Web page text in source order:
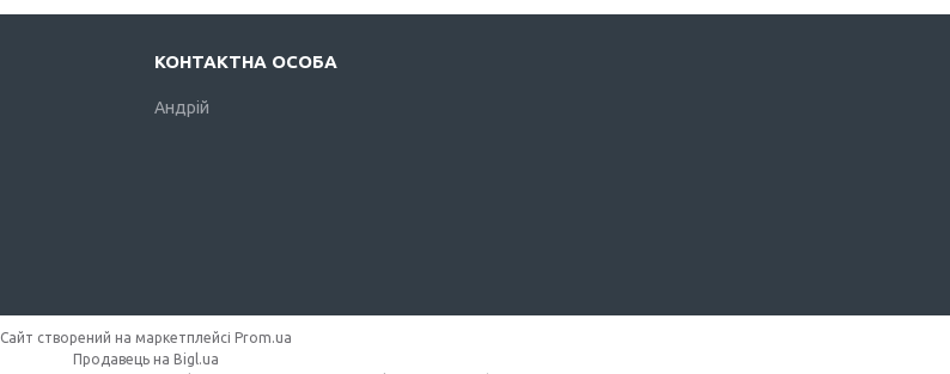
Андрій
Сайт створений на маркетплейсі Prom.ua
Продавець на Bigl.ua